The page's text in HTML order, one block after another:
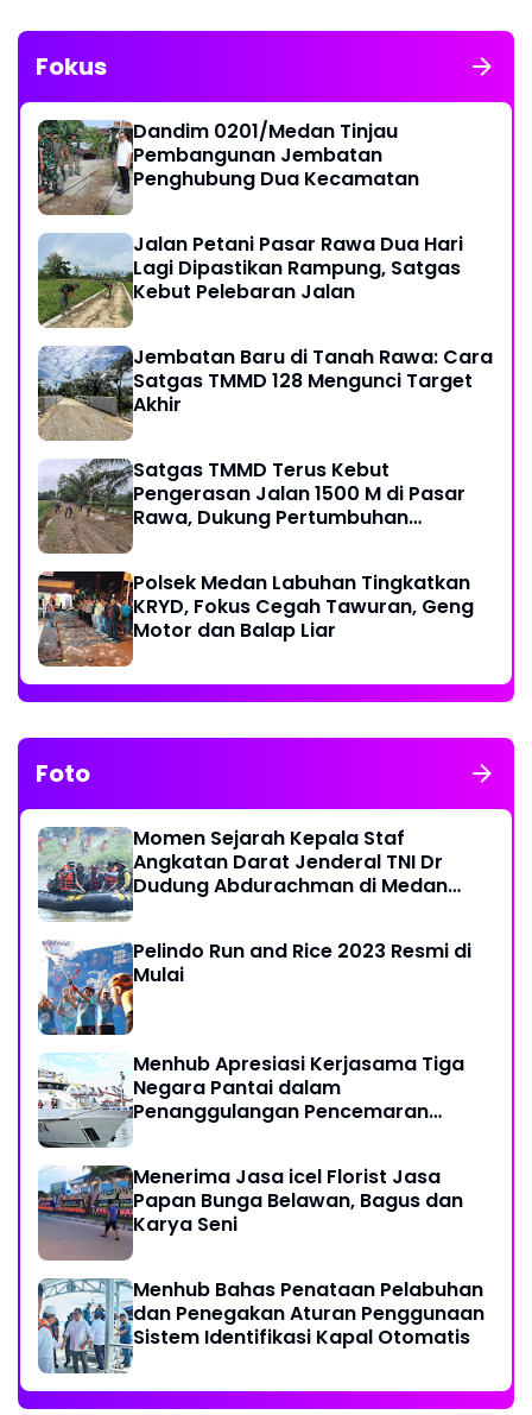
Fokus
Dandim 0201/Medan Tinjau
Pembangunan Jembatan
Penghubung Dua Kecamatan
Jalan Petani Pasar Rawa Dua Hari
Lagi Dipastikan Rampung, Satgas
Kebut Pelebaran Jalan
Jembatan Baru di Tanah Rawa: Cara
Satgas TMMD 128 Mengunci Target
Akhir
Satgas TMMD Terus Kebut
Pengerasan Jalan 1500 M di Pasar
Rawa, Dukung Pertumbuhan
Polsek Medan Labuhan Tingkatkan
KRYD, Fokus Cegah Tawuran, Geng
Motor dan Balap Liar
Foto
Momen Sejarah Kepala Staf
Angkatan Darat Jenderal TNI Dr
Dudung Abdurachman di Medan
Pelindo Run and Rice 2023 Resmi di
Mulai
Menhub Apresiasi Kerjasama Tiga
Negara Pantai dalam
Penanggulangan Pencemaran
Menerima Jasa icel Florist Jasa
Papan Bunga Belawan, Bagus dan
Karya Seni
Menhub Bahas Penataan Pelabuhan
dan Penegakan Aturan Penggunaan
Sistem Identifikasi Kapal Otomatis